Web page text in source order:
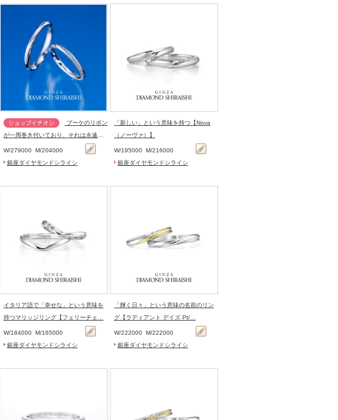
が一周巻き付いており、それは永遠の
結びつき…
W/279000 M/204000
銀座ダイヤモンドシライシ
「新しい」という意味を持つ【Nova
（ノーヴァ）】
W/195000 M/216000
銀座ダイヤモンドシライシ
イタリア語で「幸せな」という意味を
持つマリッジリング【フェリーチェ…
W/184000 M/165000
銀座ダイヤモンドシライシ
「輝く日々」という意味の名前のリン
グ【ラディアント デイズ Pt/…
W/222000 M/222000
銀座ダイヤモンドシライシ